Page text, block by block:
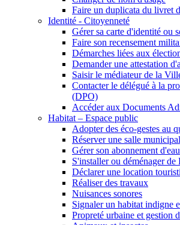
Faire un duplicata du livret
Identité - Citoyenneté
Gérer sa carte d'identité ou
Faire son recensement
Démarches liées aux
Demander une attestation
Saisir le médiateur de la
Contacter le délégué à la
(DPO)
Accéder aux Documents
Habitat – Espace public
Adopter des éco-gestes au
Réserver une salle
Gérer son abonnement d'eau
S'installer ou déménager
Déclarer une location
Réaliser des travaux
Nuisances sonores
Signaler un habitat indigne
Propreté urbaine et gestion